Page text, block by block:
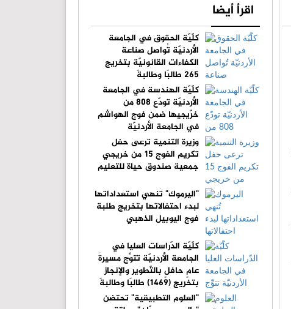
اقرأ أيضا
كلّيّة الحقوق في الجامعة
الأردنيّة تُواصل صناعة
الكفاءات القانونيّة بتخريج
265 طالبًا وطالبةً
كلّيّة الهندسة في الجامعة
الأردنيّة تودّع 808 من
خرّيجيها ضمن فوج الهواشم
في الجامعة الأردنيّة
وزيرة التنمية ترعى حفل
تكريم الفوج 15 من خريجي
جمعية صندوق حياة للتعليم
"اليرموك" تُنهي استعداداتها
لبدء احتفالاتها بتخريج طلبة
فوج اليوبيل الذهبي
كلّيّة الدّراسات العليا في
الجامعة الأردنيّة تتوِّج مسيرةَ
عامٍ حافلٍ بالتّطوير والإنجاز
بتخريج (1469) طالبًا وطالبةً
"العلوم التطبيقية" تحتضن